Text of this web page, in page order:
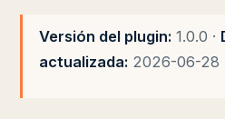
Versión del plugin: 1.0.0 ·
actualizada: 2026-06-28